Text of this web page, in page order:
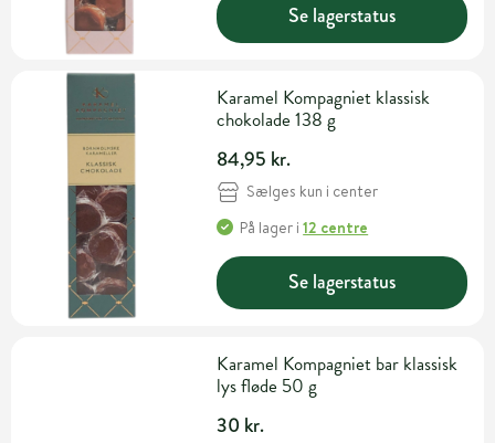
Se lagerstatus
Karamel Kompagniet klassisk
chokolade 138 g
84,95 kr.
Sælges kun i center
På lager i12 centre
Se lagerstatus
Karamel Kompagniet bar klassisk
lys fløde 50 g
30 kr.